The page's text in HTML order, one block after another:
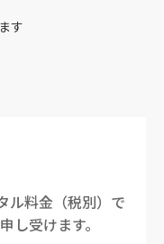
す
ル料金（税別）で
し受けます。